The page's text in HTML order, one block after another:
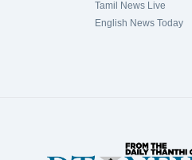
22 Virugampakkam
Tamil News Live
English News Today